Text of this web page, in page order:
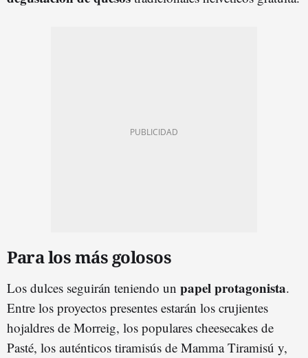
Para los más golosos
Los dulces seguirán teniendo un papel protagonista.
Entre los proyectos presentes estarán los crujientes
hojaldres de Morreig, los populares cheesecakes de
Pasté, los auténticos tiramisús de Mamma Tiramisú y,